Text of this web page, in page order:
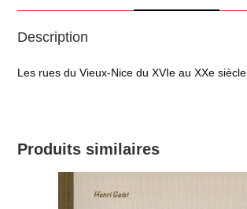
Description
Les rues du Vieux-Nice du XVIe au XXe siècle
Produits similaires